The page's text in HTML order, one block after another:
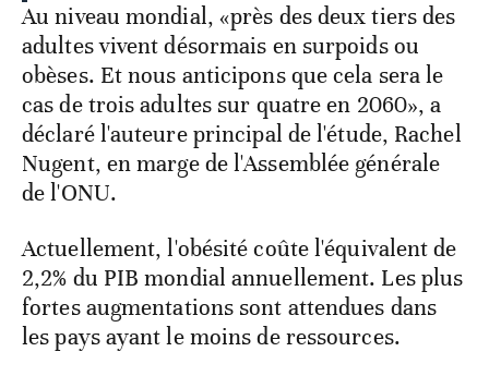
Au niveau mondial, «près des deux tiers des
adultes vivent désormais en surpoids ou
obèses. Et nous anticipons que cela sera le
cas de trois adultes sur quatre en 2060», a
déclaré l'auteure principal de l'étude, Rachel
Nugent, en marge de l'Assemblée générale
de l'ONU.
Actuellement, l'obésité coûte l'équivalent de
2,2% du PIB mondial annuellement. Les plus
fortes augmentations sont attendues dans
les pays ayant le moins de ressources.